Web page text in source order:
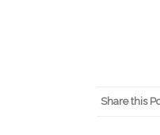
Share this